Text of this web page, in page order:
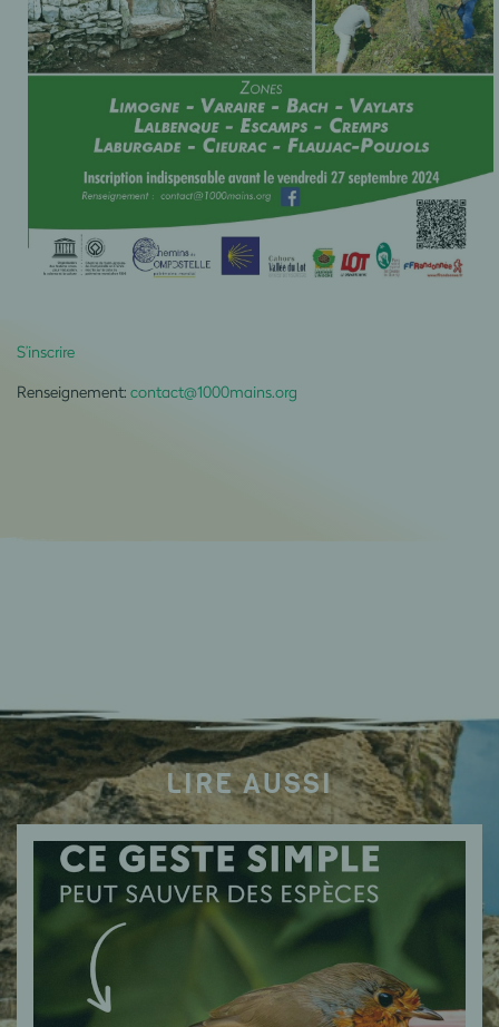
S’inscrire
Renseignement: contact@1000mains.org
LIRE AUSSI